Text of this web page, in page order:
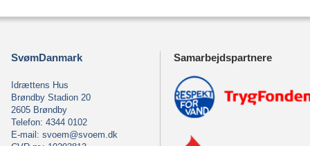
SvømDanmark
Idrættens Hus
Brøndby Stadion 20
2605 Brøndby
Telefon: 4344 0102
E-mail: svoem@svoem.dk
Samarbejdspartnere